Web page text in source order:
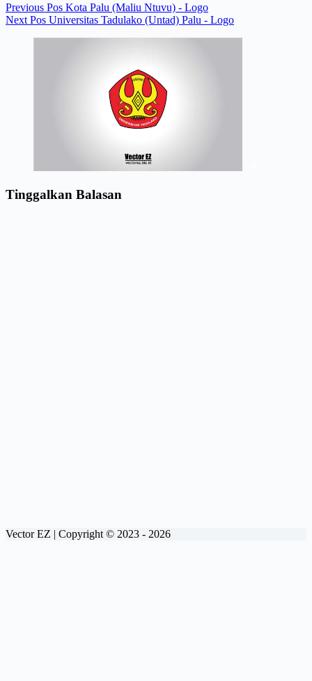
Previous Pos Kota Palu (Maliu Ntuvu) - Logo
Next Pos Universitas Tadulako (Untad) Palu - Logo
Tinggalkan Balasan
Vector EZ | Copyright © 2023 - 2026